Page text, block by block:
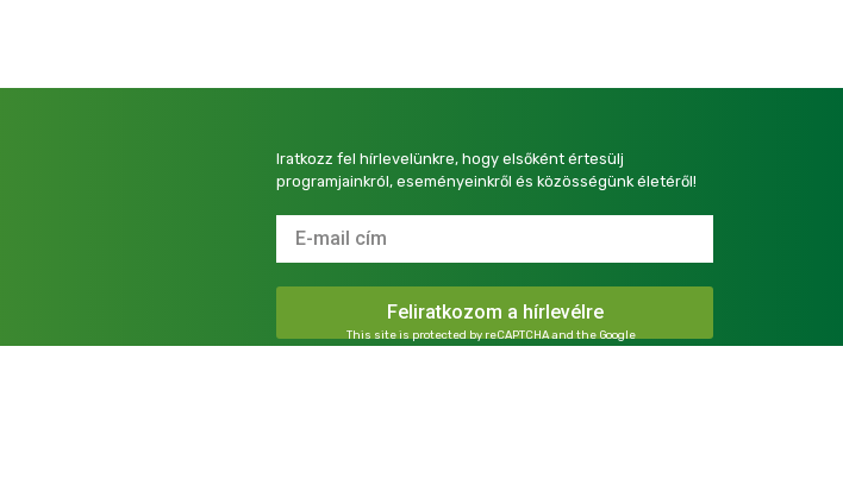
Iratkozz fel hírlevelünkre, hogy elsőként értesülj
programjainkról, eseményeinkről és közösségünk életéről!
This site is protected by reCAPTCHA and the Google